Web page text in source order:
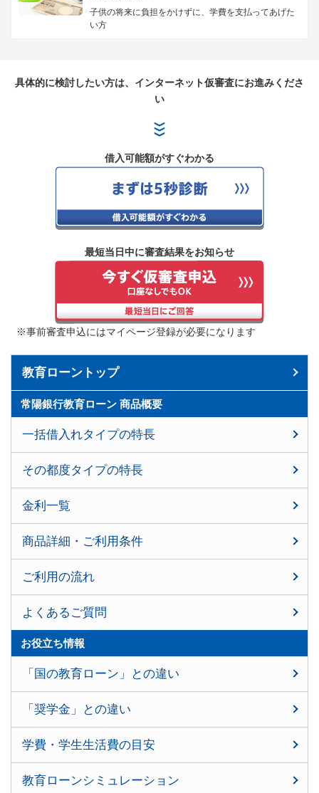
子供の将来に負担をかけずに、学費を支払ってあげた
い方
具体的に検討したい方は、インターネット仮審査にお進みくださ
い
借入可能額がすぐわかる
最短当日中に審査結果をお知らせ
※事前審査申込にはマイページ登録が必要になります
教育ローントップ
常陽銀行教育ローン 商品概要
一括借入れタイプの特長
その都度タイプの特長
金利一覧
商品詳細・ご利用条件
ご利用の流れ
よくあるご質問
お役立ち情報
「国の教育ローン」との違い
「奨学金」との違い
学費・学生生活費の目安
教育ローンシミュレーション